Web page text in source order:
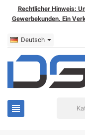
Rechtlicher Hinweis:
Gewerbekunden. Ein
Deutsch
